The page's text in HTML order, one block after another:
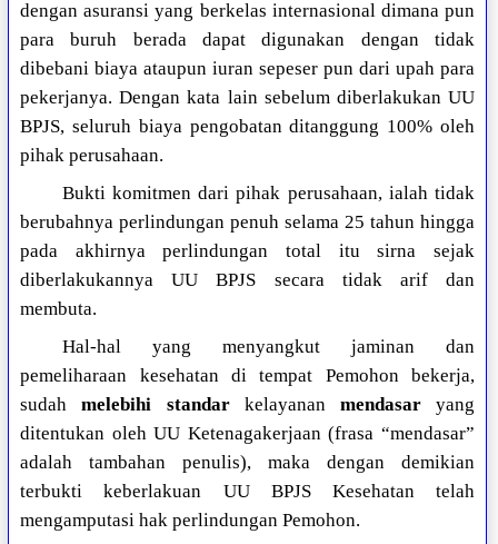
dengan asuransi yang berkelas internasional dimana pun
para buruh berada dapat digunakan dengan tidak
dibebani biaya ataupun iuran sepeser pun dari upah para
pekerjanya. Dengan kata lain sebelum diberlakukan UU
BPJS, seluruh biaya pengobatan ditanggung 100% oleh
pihak perusahaan.
Bukti komitmen dari pihak perusahaan, ialah tidak
berubahnya perlindungan penuh selama 25 tahun hingga
pada akhirnya perlindungan total itu sirna sejak
diberlakukannya UU BPJS secara tidak arif dan
membuta.
Hal-hal yang menyangkut jaminan dan
pemeliharaan kesehatan di tempat Pemohon bekerja,
sudahmelebihi standarkelayanan mendasaryang
ditentukan oleh UU Ketenagakerjaan (frasa “mendasar”
adalah tambahan penulis), maka dengan demikian
terbukti keberlakuan UU BPJS Kesehatan telah
mengamputasi hak perlindungan Pemohon.